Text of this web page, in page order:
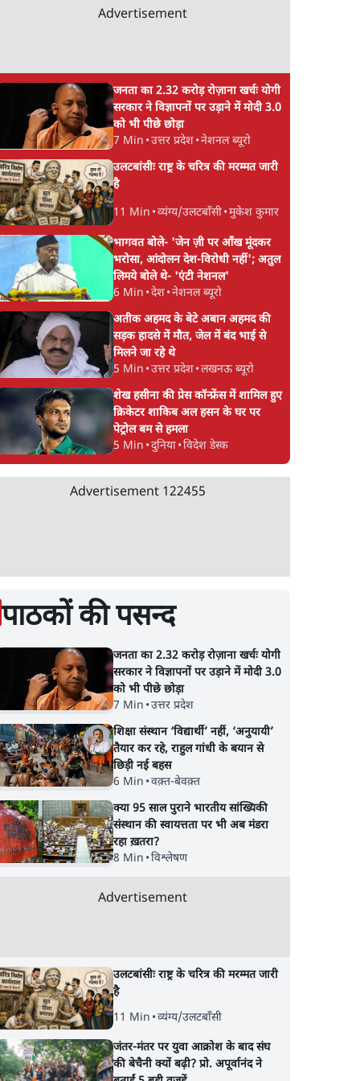
Advertisement
जनता का 2.32 करोड़ रोज़ाना खर्चः योगी
सरकार ने विज्ञापनों पर उड़ाने में मोदी 3.0
को भी पीछे छोड़ा
7 Min •उत्तर प्रदेश•नेशनल ब्यूरो
उलटबांसीः राष्ट्र के चरित्र की मरम्मत जारी
है
11 Min •व्यंग्य/उलटबाँसी•मुकेश कुमार
भागवत बोले- 'जेन ज़ी पर आँख मूंदकर
भरोसा, आंदोलन देश-विरोधी नहीं'; अतुल
लिमये बोले थे- 'एंटी नेशनल'
6 Min •देश•नेशनल ब्यूरो
अतीक अहमद के बेटे अबान अहमद की
सड़क हादसे में मौत, जेल में बंद भाई से
मिलने जा रहे थे
5 Min •उत्तर प्रदेश•लखनऊ ब्यूरो
शेख हसीना की प्रेस कॉन्फ्रेंस में शामिल हुए
क्रिकेटर शाकिब अल हसन के घर पर
पेट्रोल बम से हमला
5 Min •दुनिया•विदेश डेस्क
Advertisement 122455
पाठकों की पसन्द
जनता का 2.32 करोड़ रोज़ाना खर्चः योगी
सरकार ने विज्ञापनों पर उड़ाने में मोदी 3.0
को भी पीछे छोड़ा
7 Min •उत्तर प्रदेश
शिक्षा संस्थान ‘विद्यार्थी’ नहीं, ‘अनुयायी’
तैयार कर रहे, राहुल गांधी के बयान से
छिड़ी नई बहस
6 Min •वक़्त-बेवक़्त
क्या 95 साल पुराने भारतीय सांख्यिकी
संस्थान की स्वायत्तता पर भी अब मंडरा
रहा ख़तरा?
8 Min •विश्लेषण
Advertisement
उलटबांसीः राष्ट्र के चरित्र की मरम्मत जारी
है
11 Min •व्यंग्य/उलटबाँसी
जंतर-मंतर पर युवा आक्रोश के बाद संघ
की बेचैनी क्यों बढ़ी? प्रो. अपूर्वानंद ने